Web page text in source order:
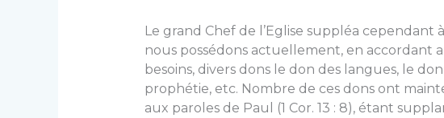
Le grand Chef de l’Eglise suppléa cependant
nous possédons actuellement, en accordant
besoins, divers dons le don des langues, le
prophétie, etc. Nombre de ces dons ont
aux paroles de Paul (1 Cor. 13 : 8), étant